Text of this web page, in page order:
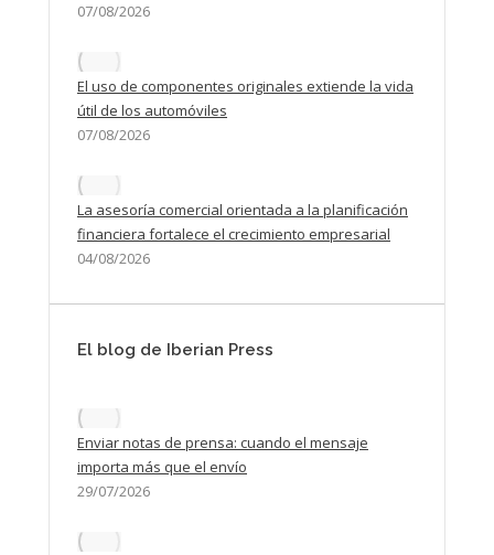
07/08/2026
El uso de componentes originales extiende la vida
útil de los automóviles
07/08/2026
La asesoría comercial orientada a la planificación
financiera fortalece el crecimiento empresarial
04/08/2026
El blog de Iberian Press
Enviar notas de prensa: cuando el mensaje
importa más que el envío
29/07/2026